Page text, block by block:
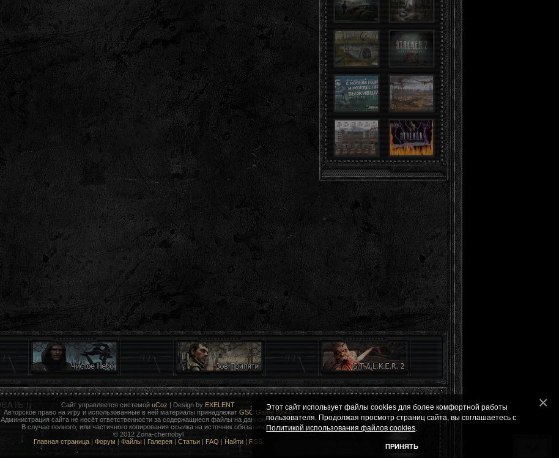
Сайт управляется системой uCoz | Design by EXELENT
Авторское право на игру и использованные в ней материалы принадлежат GSC Game World
Администрация сайта не несёт ответственности за содержащиеся файлы на данном портале.
В случае полного, или частичного копирования ссылка на источник обязательна!
© 2012 Zona-chernobyl
Главная страница | Форум | Файлы | Галерея | Статьи | FAQ | Найти | RSS
Этот сайт использует файлы cookies для более комфортной работы
пользователя. Продолжая просмотр страниц сайта, вы соглашаетесь с
Политикой использования файлов cookies
ПРИНЯТЬ